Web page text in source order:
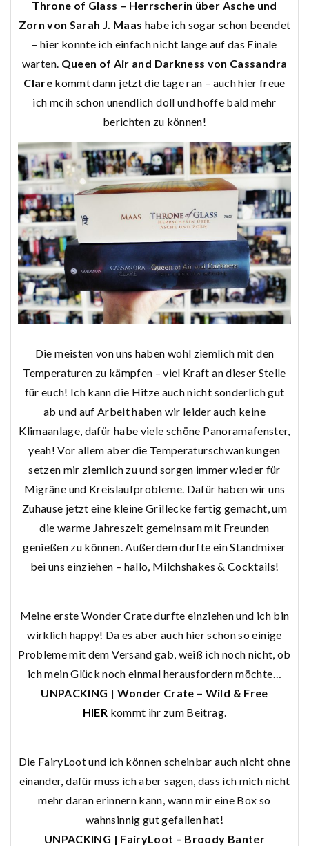
Throne of Glass – Herrscherin über Asche und
Zorn von Sarah J. Maas habe ich sogar schon beendet
– hier konnte ich einfach nicht lange auf das Finale
warten. Queen of Air and Darkness von Cassandra
Clarekommt dann jetzt die tage ran – auch hier freue
ich mcih schon unendlich doll und hoffe bald mehr
berichten zu können!
Die meisten von uns haben wohl ziemlich mit den
Temperaturen zu kämpfen – viel Kraft an dieser Stelle
für euch! Ich kann die Hitze auch nicht sonderlich gut
ab und auf Arbeit haben wir leider auch keine
Klimaanlage, dafür habe viele schöne Panoramafenster,
yeah! Vor allem aber die Temperaturschwankungen
setzen mir ziemlich zu und sorgen immer wieder für
Migräne und Kreislaufprobleme. Dafür haben wir uns
Zuhause jetzt eine kleine Grillecke fertig gemacht, um
die warme Jahreszeit gemeinsam mit Freunden
genießen zu können. Außerdem durfte ein Standmixer
bei uns einziehen – hallo, Milchshakes & Cocktails!
Meine erste Wonder Crate durfte einziehen und ich bin
wirklich happy! Da es aber auch hier schon so einige
Probleme mit dem Versand gab, weiß ich noch nicht, ob
ich mein Glück noch einmal herausfordern möchte…
UNPACKING | Wonder Crate – Wild & Free
HIER kommt ihr zum Beitrag.
Die FairyLoot und ich können scheinbar auch nicht ohne
einander, dafür muss ich aber sagen, dass ich mich nicht
mehr daran erinnern kann, wann mir eine Box so
wahnsinnig gut gefallen hat!
UNPACKING | FairyLoot – Broody Banter